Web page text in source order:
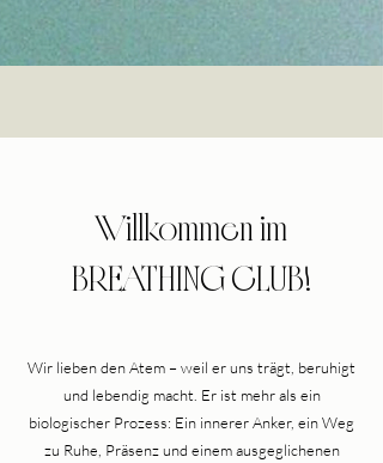
Willkommen im
BREATHING CLUB!
Wir lieben den Atem – weil er uns trägt, beruhigt
und lebendig macht. Er ist mehr als ein
biologischer Prozess: Ein innerer Anker, ein Weg
zu Ruhe, Präsenz und einem ausgeglichenen